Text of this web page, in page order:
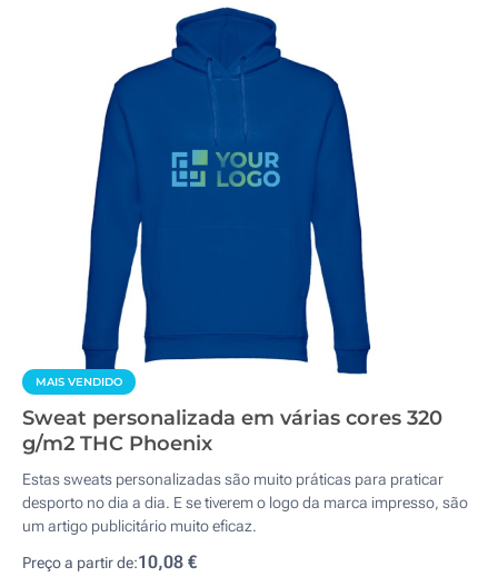
MAIS VENDIDO
Sweat personalizada em várias cores 320
g/m2 THC Phoenix
Estas sweats personalizadas são muito práticas para praticar
desporto no dia a dia. E se tiverem o logo da marca impresso, são
um artigo publicitário muito eficaz.
Preço a partir de:10,08 €